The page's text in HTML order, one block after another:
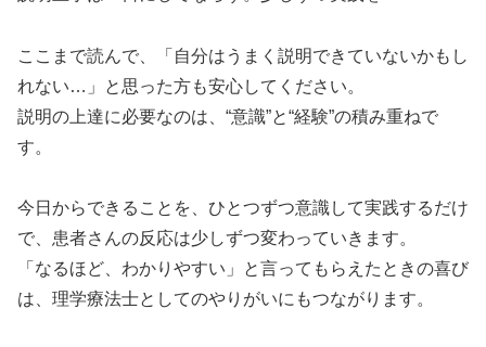
ここまで読んで、「自分はうまく説明できていないかもし
れない…」と思った方も安心してください。
説明の上達に必要なのは、“意識”と“経験”の積み重ねで
す。
今日からできることを、ひとつずつ意識して実践するだけ
で、患者さんの反応は少しずつ変わっていきます。
「なるほど、わかりやすい」と言ってもらえたときの喜び
は、理学療法士としてのやりがいにもつながります。